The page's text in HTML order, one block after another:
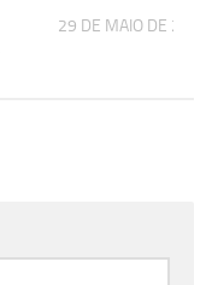
29 DE MAIO DE 2026